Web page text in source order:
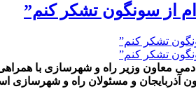
ام از سونگون تشکر کنم”
معاون وزیر راه و شهرسازی با
و مسئولان راه و شهرسازی